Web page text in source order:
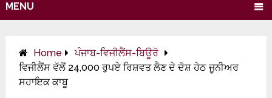
MENU
Home
ਪੰਜਾਬ-ਵਿਜੀਲੈਂਸ-ਬਿਊਰੋ
ਵਿਜੀਲੈਂਸ ਵੱਲੋਂ 24,000 ਰੁਪਏ ਰਿਸ਼ਵਤ ਲੈਣ ਦੇ ਦੋਸ਼ ਹੇਠ ਜੂਨੀਅਰ
ਸਹਾਇਕ ਕਾਬੂ